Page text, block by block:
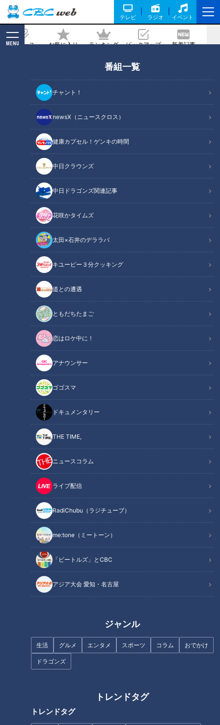
テレビ ラジオ イベント
ニュース お気に入り ランキング ピックアップ 新着記事
MENU
番組一覧
チャント！
newsX（ニュースクロス）
健康カプセル！ゲンキの時間
中日クラウンズ
中日ドラゴンズ関連記事
花咲かタイムズ
太田×石井のデララバ
キユーピー３分クッキング
道との遭遇
ともだちたまご
恋はロケ中に！
アナウンサー
ゴゴスマ
ドキュメンタリー
THE TIME,
ニュースコラム
ライブ配信
RadiChubu（ラジチューブ）
me:tone（ミートーン）
「ビートルズ」とCBC
アジア大会 愛知・名古屋
ジャンル
生活 グルメ エンタメ スポーツ コラム おでかけ
ドラゴンズ
トレンドタグ
トレンドタグ
ンタリー 音のない世界でどう診る？
新型コロナ…「マスクだらけは困りま
す」ナレーションにも挑戦
2021/04/29 20:00
2020年11月8日放送
ドキュメンタリー
長編ドキュメンタリー
ドキュメンタリー 「よりそい 2020秋篇 ～静寂と生きる
難聴医師」
ナレーション：今川竜二医師（本人）取材：CBCテレビ 原
私が尾鷲総合病院の内科医・今川竜二先生（３４）と出会った
のは2017年。三重県尾鷲市で耳の聞こえない医師が活躍して
いることを知り、取材を依頼すると快く応じてくださいまし
両耳とも飛行機のエンジン音がようやく聞こえるくらいという
先天性の難聴ですが、相手の口の動きを読み取る読唇術で会話
します。
今の時代、電子カルテに目を向けっぱなしで診察する医師も見
受けられる中、今川先生は口元を見るために、患者にしっかり
向き合い、思いを聞きます。
その姿に、患者の皆さんは「ちゃんと診てくれて安心します」
と称賛の声。
医師のあるべき姿を見たような気がしました。一方で、障害の
しさも目にする場面が多々ありました。
取材中、（果たして自分は、普段、人に優しくできているの
か？）と自問自答することもありました。
も、優しさは持ち合わせていたい…このドキュメンタリー番組